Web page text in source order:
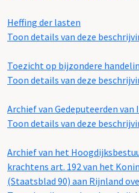
Heffing der lasten
Toon details van deze
Toezicht op bijzondere
Toon details van deze
Archief van Gedeputeerden van
Toon details van deze
Archief van het
krachtens art. 192 van het
(Staatsblad 90) aan Rijnland